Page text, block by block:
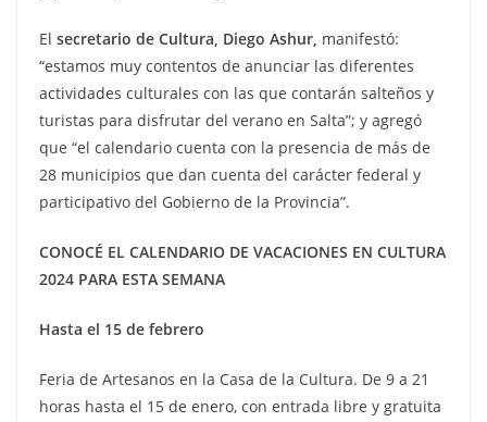
El secretario de Cultura, Diego Ashur, manifestó:
“estamos muy contentos de anunciar las diferentes
actividades culturales con las que contarán salteños y
turistas para disfrutar del verano en Salta”; y agregó
que “el calendario cuenta con la presencia de más de
28 municipios que dan cuenta del carácter federal y
participativo del Gobierno de la Provincia”.
CONOCÉ EL CALENDARIO DE VACACIONES EN CULTURA
2024 PARA ESTA SEMANA
Hasta el 15 de febrero
Feria de Artesanos en la Casa de la Cultura. De 9 a 21
horas hasta el 15 de enero, con entrada libre y gratuita